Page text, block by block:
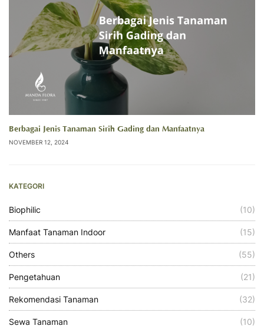
Berbagai Jenis Tanaman Sirih Gading dan Manfaatnya
NOVEMBER 12, 2024
KATEGORI
Biophilic (10)
Manfaat Tanaman Indoor (15)
Others (55)
Pengetahuan (21)
Rekomendasi Tanaman (32)
Sewa Tanaman (10)